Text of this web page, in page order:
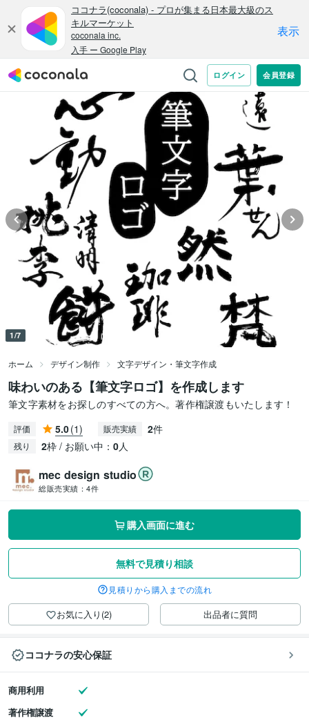
1/7
ホーム デザイン制作 文字デザイン・筆文字作成
味わいのある【筆文字ロゴ】を作成します
筆文字素材をお探しのすべての方へ。著作権譲渡もいたします！
評価 5.0(1) 販売実績 2件
残り 2枠 / お願い中： 0人
mec design studio
総販売実績： 4件
購入画面に進む
無料で見積り相談
見積りから購入までの流れ
お気に入り(2) 出品者に質問
ココナラの安心保証
商用利用
著作権譲渡